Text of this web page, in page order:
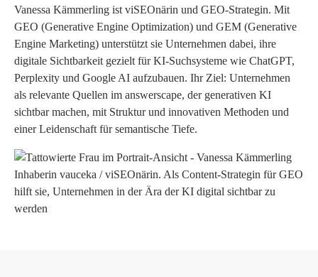
Vanessa Kämmerling ist viSEOnärin und GEO-Strategin. Mit
GEO (Generative Engine Optimization) und GEM (Generative
Engine Marketing) unterstützt sie Unternehmen dabei, ihre
digitale Sichtbarkeit gezielt für KI-Suchsysteme wie ChatGPT,
Perplexity und Google AI aufzubauen. Ihr Ziel: Unternehmen
als relevante Quellen im answerscape, der generativen KI
sichtbar machen, mit Struktur und innovativen Methoden und
einer Leidenschaft für semantische Tiefe.